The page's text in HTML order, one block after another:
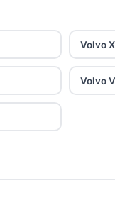
Volvo
Volvo